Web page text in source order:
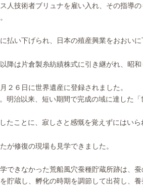
人技術者ブリュナを雇い入れ、その指導
払い下げられ、日本の殖産興業をおおいに
降は片倉製糸紡績株式に引き継がれ、昭和
２６日に世界遺産に登録されました。
治以来、短い期間で完成の域に達した
ことに、寂しさと感慨を覚えずにはいら
が修復の現場も見学できました。
できなかった荒船風穴蚕種貯蔵所跡は、
貯蔵し、孵化の時期を調節して出荷し、